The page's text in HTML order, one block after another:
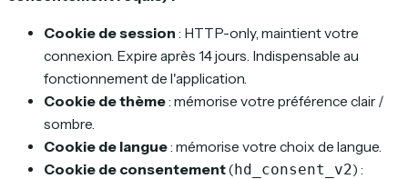
Cookie de session : HTTP-only, maintient votre
connexion. Expire après 14 jours. Indispensable au
fonctionnement de l'application.
Cookie de thème: mémorise votre préférence clair /
sombre.
Cookie de langue: mémorise votre choix de langue.
Cookie de consentement( hd_consent_v2) :